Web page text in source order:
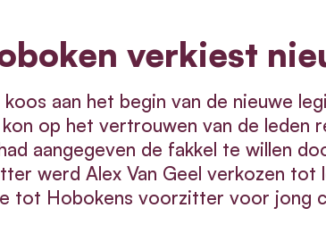
verkiest
aan het begin van de nieuwe
op het vertrouwen van de leden
aangegeven de fakkel te willen
werd Alex Van Geel verkozen
tot Hobokens voorzitter voor jong